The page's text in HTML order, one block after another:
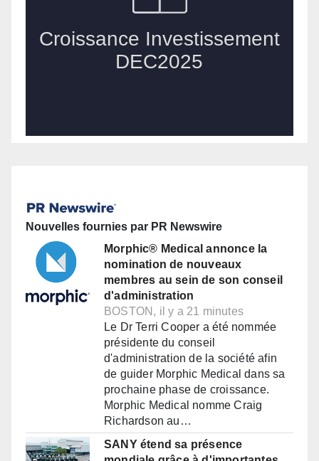
Nouvelles fournies par PR Newswire
Morphic® Medical annonce la
nomination de nouveaux
membres au sein de son conseil
d'administration
BOSTON, il y a 21 minutes
Le Dr Terri Cooper a été nommée
présidente du conseil
d'administration de la société afin
de guider Morphic Medical dans sa
prochaine phase de croissance.
Morphic Medical nomme Craig
Richardson au…
SANY étend sa présence